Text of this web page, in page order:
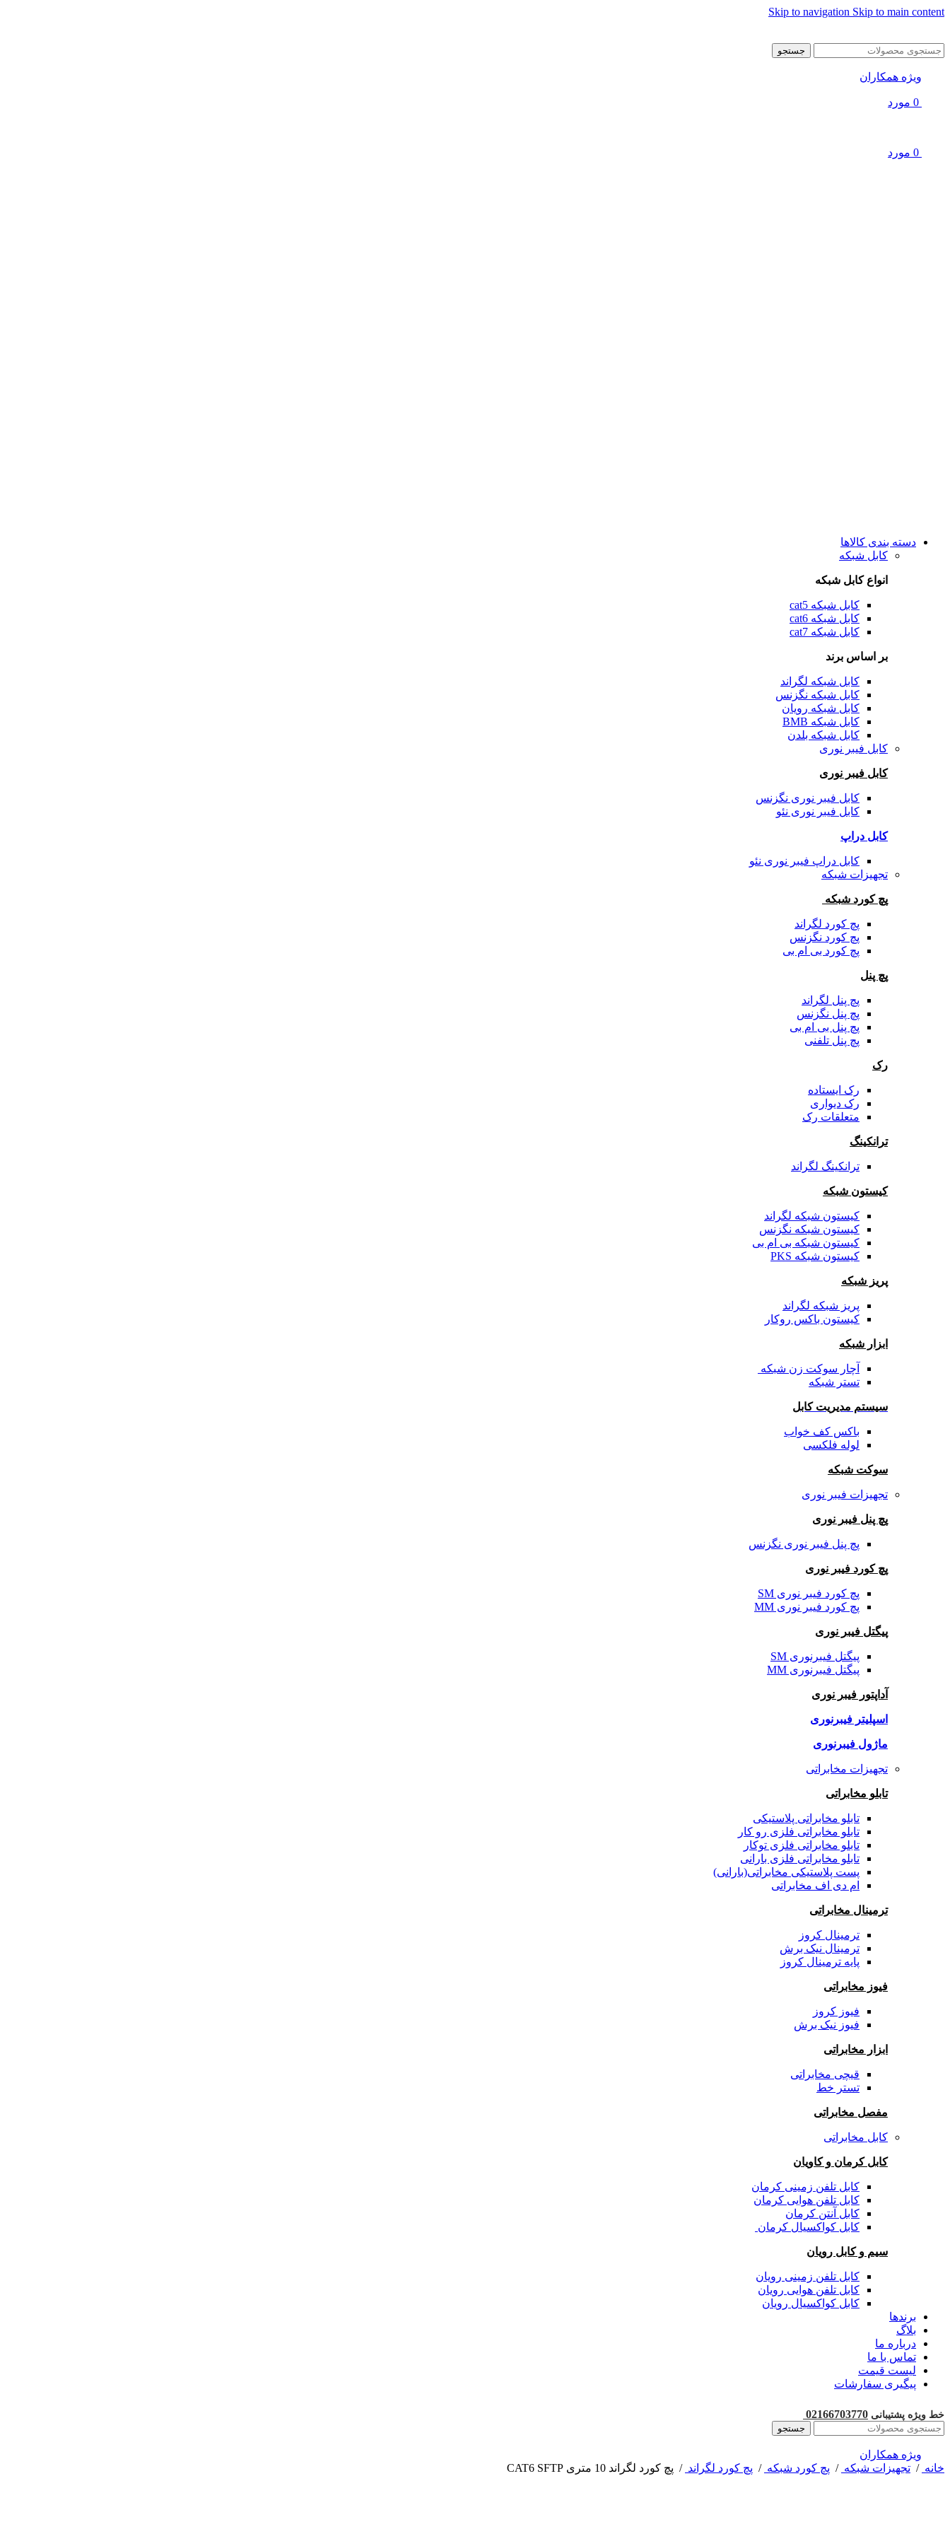
Skip to navigation Skip to main content
جستجو
ویژه همکاران
0 مورد
0 مورد
دسته بندی کالاها
کابل شبکه
انواع کابل شبکه
کابل شبکه cat5
کابل شبکه cat6
کابل شبکه cat7
بر اساس برند
کابل شبکه لگراند
کابل شبکه نگزنس
کابل شبکه رویان
کابل شبکه BMB
کابل شبکه بلدن
کابل فیبر نوری
کابل فیبر نوری
کابل فیبر نوری نگزنس
کابل فیبر نوری نئو
کابل دراپ
کابل دراپ فیبر نوری نئو
تجهیزات شبکه
پچ کورد شبکه
پچ کورد لگراند
پچ کورد نگزنس
پچ کورد بی ام بی
پچ پنل
پچ پنل لگراند
پچ پنل نگزنس
پچ پنل بی ام بی
پچ پنل تلفنی
رک
رک ایستاده
رک دیواری
متعلقات رک
ترانکینگ
ترانکینگ لگراند
کیستون شبکه
کیستون شبکه لگراند
کیستون شبکه نگزنس
کیستون شبکه بی ام بی
کیستون شبکه PKS
پریز شبکه
پریز شبکه لگراند
کیستون باکس روکار
ابزار شبکه
آچار سوکت زن شبکه
تستر شبکه
سیستم مدیریت کابل
باکس کف خواب
لوله فلکسی
سوکت شبکه
تجهیزات فیبر نوری
پچ پنل فیبر نوری
پچ پنل فیبر نوری نگزنس
پچ کورد فیبر نوری
پچ کورد فیبر نوری SM
پچ کورد فیبر نوری MM
پیگتل فیبر نوری
پیگتل فیبرنوری SM
پیگتل فیبرنوری MM
آداپتور فیبر نوری
اسپلیتر فیبرنوری
ماژول فیبرنوری
تجهیزات مخابراتی
تابلو مخابراتی
تابلو مخابراتی پلاستیکی
تابلو مخابراتی فلزی رو کار
تابلو مخابراتی فلزی توکار
تابلو مخابراتی فلزی بارانی
پست پلاستیکی مخابراتی(بارانی)
ام دی اف مخابراتی
ترمینال مخابراتی
ترمینال کروز
ترمینال نیک برش
پایه ترمینال کروز
فیوز مخابراتی
فیوز کروز
فیوز نیک برش
ابزار مخابراتی
قیچی مخابراتی
تستر خط
مفصل مخابراتی
کابل مخابراتی
کابل کرمان و کاویان
کابل تلفن زمینی کرمان
کابل تلفن هوایی کرمان
کابل آنتن کرمان
کابل کواکسیال کرمان
سیم و کابل رویان
کابل تلفن زمینی رویان
کابل تلفن هوایی رویان
کابل کواکسیال رویان
برندها
بلاگ
درباره ما
تماس با ما
لیست قیمت
پیگیری سفارشات
خط ویژه پشتیبانی 02166703770
جستجو
ویژه همکاران
خانه / تجهیزات شبکه / پچ کورد شبکه / پچ کورد لگراند / پچ کورد لگراند 10 متری CAT6 SFTP